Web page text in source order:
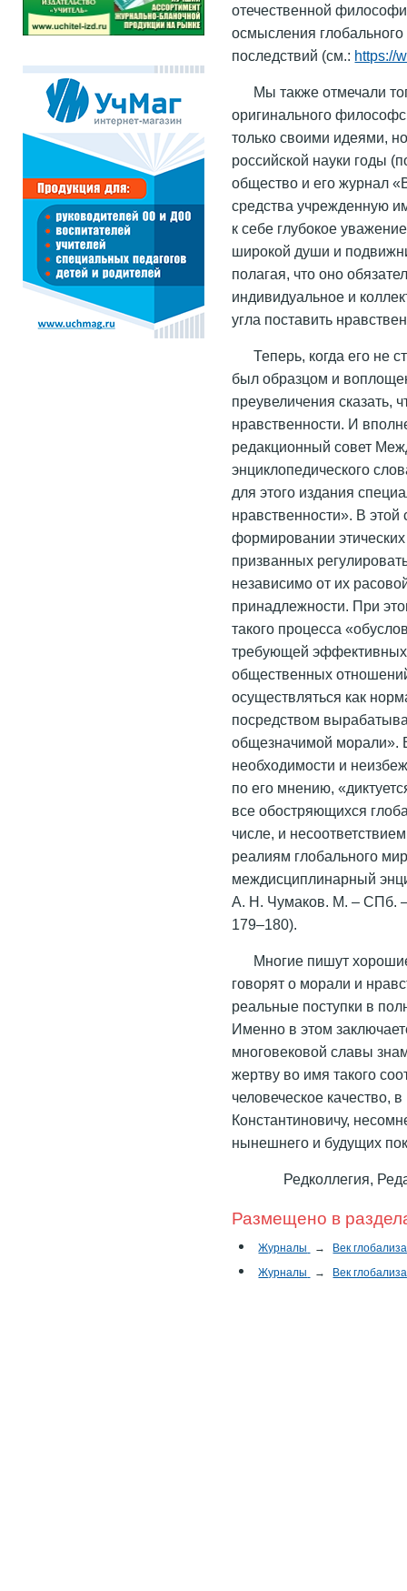
отечественной
осмысления
последствий (см.: https://
Мы также отмечали
оригинального
только своими идеями,
российской науки годы
общество и его журнал
средства учрежденную
к себе глубокое
широкой души и
полагая, что оно
индивидуальное и
угла поставить
Теперь, когда его не
был образцом и
преувеличения сказать,
нравственности. И
редакционный совет
энциклопедического
для этого издания
нравственности». В
формировании
призванных
независимо от их
принадлежности. При
такого процесса
требующей
общественных
осуществляться как
посредством
общезначимой морали».
необходимости и
по его мнению,
все обостряющихся
числе, и
реалиям глобального
междисциплинарный
А. Н. Чумаков. М. – СПб.
179–180).
Многие пишут
говорят о морали и
реальные поступки в
Именно в этом
многовековой славы
жертву во имя такого
человеческое качество,
Константиновичу,
нынешнего и будущих
Редколлегия,
Размещено в
Журналы →
Век
Журналы
→ Век